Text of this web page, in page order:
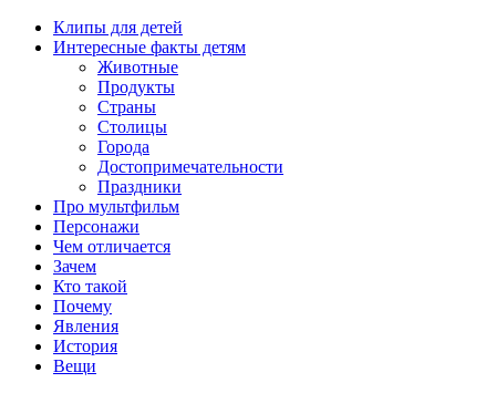
Перейти
содержимому
Клипы для детей
Интересные факты детям
Животные
Продукты
Страны
Столицы
Города
Достопримечательности
Праздники
Про мультфильм
Персонажи
Чем отличается
Зачем
Кто такой
Почему
Явления
История
Вещи